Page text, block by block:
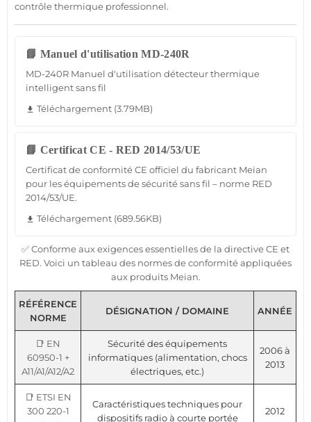
contrôle thermique professionnel.
📘 Manuel d'utilisation MD-240R
MD-240R Manuel d'utilisation détecteur thermique
intelligent sans fil
file_download Téléchargement (3.79MB)
📘 Certificat CE - RED 2014/53/UE
Certificat de conformité CE officiel du fabricant Meian
pour les équipements de sécurité sans fil – norme RED
2014/53/UE.
file_download Téléchargement (689.56KB)
✅ Conforme aux exigences essentielles de la directive CE et
RED. Voici un tableau des normes de conformité appliquées
aux produits Meian.
RÉFÉRENCE
NORME
DÉSIGNATION / DOMAINE ANNÉE
📑 EN
60950-1 +
A11/A1/A12/A2
Sécurité des équipements
informatiques (alimentation, chocs
électriques, etc.)
2006 à
2013
📑 ETSI EN
300 220-1
Caractéristiques techniques pour
dispositifs radio à courte portée
2012